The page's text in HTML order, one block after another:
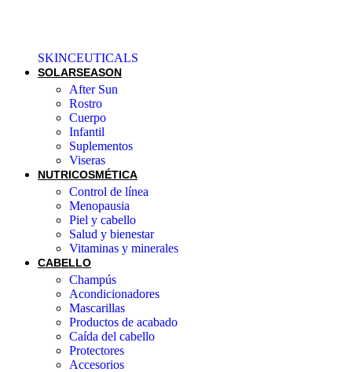
SKINCEUTICALS
SOLARSEASON
After Sun
Rostro
Cuerpo
Infantil
Suplementos
Viseras
NUTRICOSMÉTICA
Control de línea
Menopausia
Piel y cabello
Salud y bienestar
Vitaminas y minerales
CABELLO
Champús
Acondicionadores
Mascarillas
Productos de acabado
Caída del cabello
Protectores
Accesorios